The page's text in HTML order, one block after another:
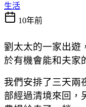
生活
10年前
劉太太的一家出遊
於有機會能和夫家
我們安排了三天兩
部經過清境來回，